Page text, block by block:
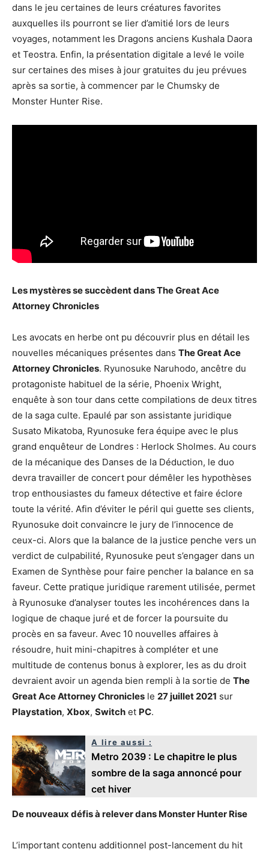
dans le jeu certaines de leurs créatures favorites
auxquelles ils pourront se lier d’amitié lors de leurs
voyages, notamment les Dragons anciens Kushala Daora
et Teostra. Enfin, la présentation digitale a levé le voile
sur certaines des mises à jour gratuites du jeu prévues
après sa sortie, à commencer par le Chumsky de
Monster Hunter Rise.
Les mystères se succèdent dans The Great Ace
Attorney Chronicles
Les avocats en herbe ont pu découvrir plus en détail les
nouvelles mécaniques présentes dans The Great Ace
Attorney Chronicles. Ryunosuke Naruhodo, ancêtre du
protagoniste habituel de la série, Phoenix Wright,
enquête à son tour dans cette compilations de deux titres
de la saga culte. Epaulé par son assistante juridique
Susato Mikatoba, Ryunosuke fera équipe avec le plus
grand enquêteur de Londres : Herlock Sholmes. Au cours
de la mécanique des Danses de la Déduction, le duo
devra travailler de concert pour démêler les hypothèses
trop enthousiastes du fameux détective et faire éclore
toute la vérité. Afin d’éviter le péril qui guette ses clients,
Ryunosuke doit convaincre le jury de l’innocence de
ceux-ci. Alors que la balance de la justice penche vers un
verdict de culpabilité, Ryunosuke peut s’engager dans un
Examen de Synthèse pour faire pencher la balance en sa
faveur. Cette pratique juridique rarement utilisée, permet
à Ryunosuke d’analyser toutes les incohérences dans la
logique de chaque juré et de forcer la poursuite du
procès en sa faveur. Avec 10 nouvelles affaires à
résoudre, huit mini-chapitres à compléter et une
multitude de contenus bonus à explorer, les as du droit
devraient avoir un agenda bien rempli à la sortie de The
Great Ace Attorney Chronicles le 27 juillet 2021 sur
Playstation, Xbox, Switch et PC.
A lire aussi :
Metro 2039 : Le chapitre le plus
sombre de la saga annoncé pour
cet hiver
De nouveaux défis à relever dans Monster Hunter Rise
L’important contenu additionnel post-lancement du hit